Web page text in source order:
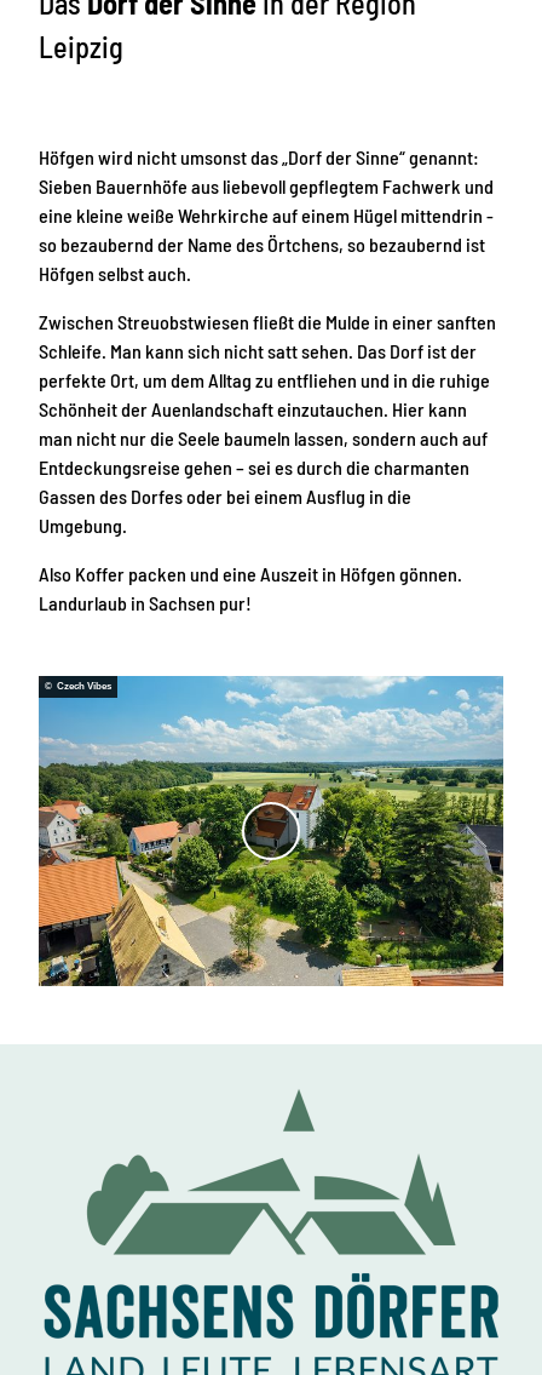
Leipzig
Höfgen wird nicht umsonst das „Dorf der Sinne“ genannt:
Sieben Bauernhöfe aus liebevoll gepflegtem Fachwerk und
eine kleine weiße Wehrkirche auf einem Hügel mittendrin -
so bezaubernd der Name des Örtchens, so bezaubernd ist
Höfgen selbst auch.
Zwischen Streuobstwiesen fließt die Mulde in einer sanften
Schleife. Man kann sich nicht satt sehen. Das Dorf ist der
perfekte Ort, um dem Alltag zu entfliehen und in die ruhige
Schönheit der Auenlandschaft einzutauchen. Hier kann
man nicht nur die Seele baumeln lassen, sondern auch auf
Entdeckungsreise gehen – sei es durch die charmanten
Gassen des Dorfes oder bei einem Ausflug in die
Umgebung.
Also Koffer packen und eine Auszeit in Höfgen gönnen.
Landurlaub in Sachsen pur!
V
i
d
e
o
a
s
e
l
e
n
© Czech Vibes